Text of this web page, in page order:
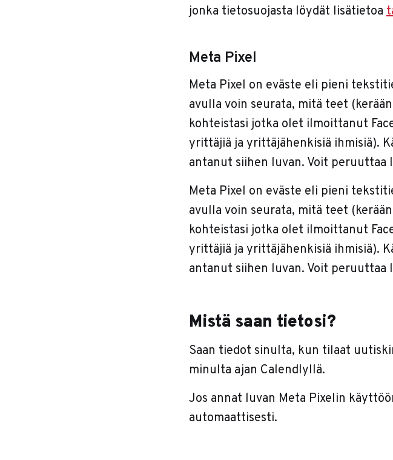
jonka tietosuojasta löydät lisätietoa
Meta Pixel
Meta Pixel on eväste eli pieni
avulla voin seurata, mitä teet
kohteistasi jotka olet ilmoittanut
yrittäjiä ja yrittäjähenkisiä ihmisiä).
antanut siihen luvan. Voit peruuttaa
Meta Pixel on eväste eli pieni
avulla voin seurata, mitä teet
kohteistasi jotka olet ilmoittanut
yrittäjiä ja yrittäjähenkisiä ihmisiä).
antanut siihen luvan. Voit peruuttaa
Mistä saan tietosi?
Saan tiedot sinulta, kun tilaat
minulta ajan Calendlyllä.
Jos annat luvan Meta Pixelin
automaattisesti.